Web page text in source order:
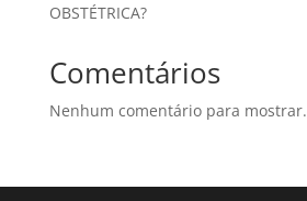
OBSTÉTRICA?
Comentários
Nenhum comentário para mostrar.